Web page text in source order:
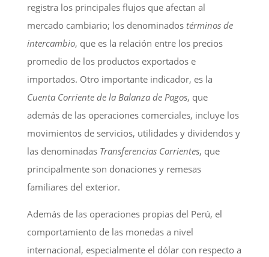
registra los principales flujos que afectan al
mercado cambiario; los denominados términos de
intercambio, que es la relación entre los precios
promedio de los productos exportados e
importados. Otro importante indicador, es la
Cuenta Corriente de la Balanza de Pagos, que
además de las operaciones comerciales, incluye los
movimientos de servicios, utilidades y dividendos y
las denominadas Transferencias Corrientes, que
principalmente son donaciones y remesas
familiares del exterior.
Además de las operaciones propias del Perú, el
comportamiento de las monedas a nivel
internacional, especialmente el dólar con respecto a